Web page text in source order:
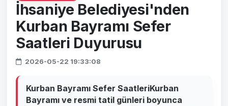
İhsaniye Belediyesi'nden
Kurban Bayramı Sefer
Saatleri Duyurusu
2026-05-22 19:33:08
Kurban Bayramı Sefer SaatleriKurban
Bayramı ve resmi tatil günleri boyunca